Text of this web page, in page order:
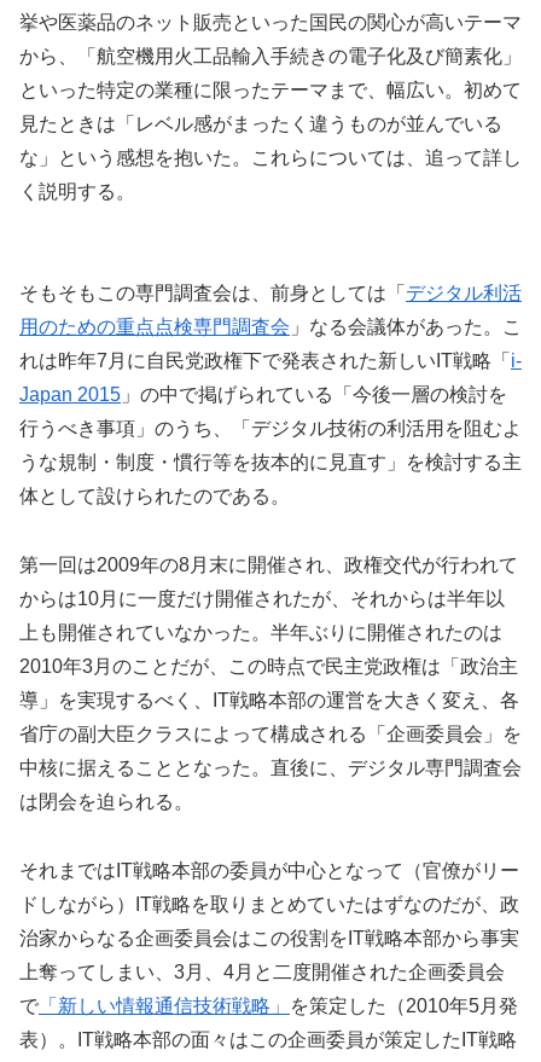
挙や医薬品のネット販売といった国民の関心が高いテーマ
から、「航空機用火工品輸入手続きの電子化及び簡素化」
といった特定の業種に限ったテーマまで、幅広い。初めて
見たときは「レベル感がまったく違うものが並んでいる
な」という感想を抱いた。これらについては、追って詳し
く説明する。
そもそもこの専門調査会は、前身としては「 デジタル利活
用のための重点点検専門調査会 」なる会議体があった。こ
れは昨年7月に自民党政権下で発表された新しいIT戦略「 i-
Japan 2015 」の中で掲げられている「今後一層の検討を
行うべき事項」のうち、「デジタル技術の利活用を阻むよ
うな規制・制度・慣行等を抜本的に見直す」を検討する主
体として設けられたのである。
第一回は2009年の8月末に開催され、政権交代が行われて
からは10月に一度だけ開催されたが、それからは半年以
上も開催されていなかった。半年ぶりに開催されたのは
2010年3月のことだが、この時点で民主党政権は「政治主
導」を実現するべく、IT戦略本部の運営を大きく変え、各
省庁の副大臣クラスによって構成される「企画委員会」を
中核に据えることとなった。直後に、デジタル専門調査会
は閉会を迫られる。
それまではIT戦略本部の委員が中心となって（官僚がリー
ドしながら）IT戦略を取りまとめていたはずなのだが、政
治家からなる企画委員会はこの役割をIT戦略本部から事実
上奪ってしまい、3月、4月と二度開催された企画委員会
で 「新しい情報通信技術戦略」
を策定した（2010年5月発
表）。IT戦略本部の面々はこの企画委員が策定したIT戦略